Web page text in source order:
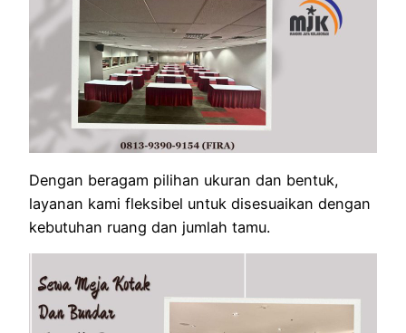
Dengan beragam pilihan ukuran dan bentuk,
layanan kami fleksibel untuk disesuaikan dengan
kebutuhan ruang dan jumlah tamu.